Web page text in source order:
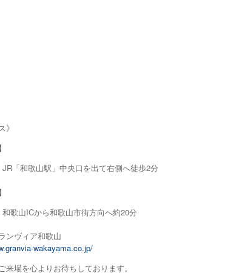
》
JR「和歌山駅」中央口を出て右側へ徒歩2分
和歌山ICから和歌山市街方向へ約20分
ンヴィア和歌山
wakayama.co.jp/
来場を心よりお待ちしております。